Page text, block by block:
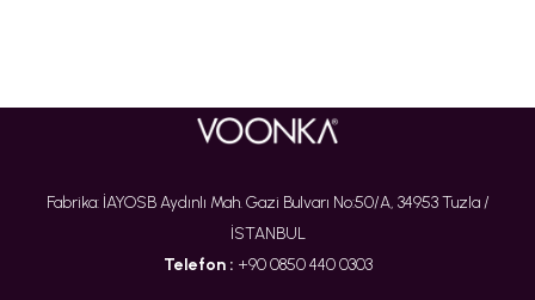
Fabrika: İAYOSB Aydınlı Mah. Gazi Bulvarı No:50/A, 34953 Tuzla /
İSTANBUL
Telefon : +90 0850 440 0303